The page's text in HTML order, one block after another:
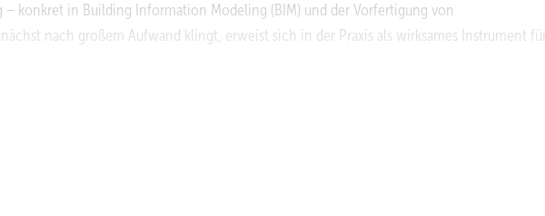
konkret in Building Information Modeling (BIM) und der Vorfertigung von
nach großem Aufwand klingt, erweist sich in der Praxis als wirksames Instrument